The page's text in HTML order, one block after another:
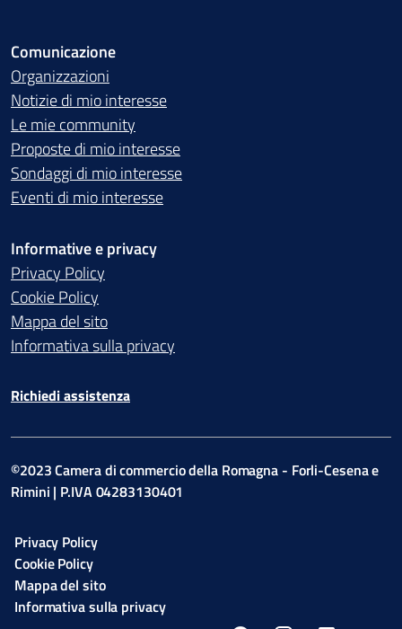
Comunicazione
Organizzazioni
Notizie di mio interesse
Le mie community
Proposte di mio interesse
Sondaggi di mio interesse
Eventi di mio interesse
Informative e privacy
Privacy Policy
Cookie Policy
Mappa del sito
Informativa sulla privacy
Richiedi assistenza
©2023 Camera di commercio della Romagna - Forli-Cesena e
Rimini | P.IVA 04283130401
Privacy Policy
Cookie Policy
Mappa del sito
Informativa sulla privacy